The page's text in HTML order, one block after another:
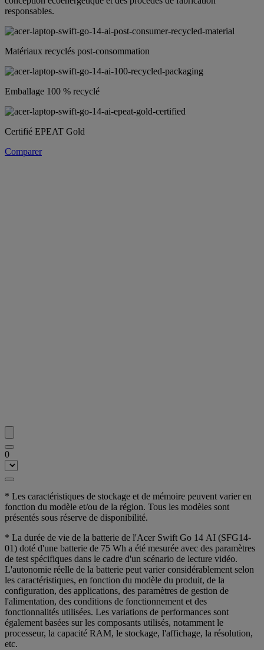
responsables.
Matériaux recyclés post-consommation
Emballage 100 % recyclé
Certifié EPEAT Gold
Comparer
0
* Les caractéristiques de stockage et de mémoire peuvent varier en
fonction du modèle et/ou de la région. Tous les modèles sont
présentés sous réserve de disponibilité.
* La durée de vie de la batterie de l'Acer Swift Go 14 AI (SFG14-
01) doté d'une batterie de 75 Wh a été mesurée avec des paramètres
de test spécifiques dans le cadre d'un scénario de lecture vidéo.
L'autonomie réelle de la batterie peut varier considérablement selon
les caractéristiques, en fonction du modèle du produit, de la
configuration, des applications, des paramètres de gestion de
l'alimentation, des conditions de fonctionnement et des
fonctionnalités utilisées. Les variations de performances sont
également basées sur les composants utilisés, notamment le
processeur, la capacité RAM, le stockage, l'affichage, la résolution,
etc.